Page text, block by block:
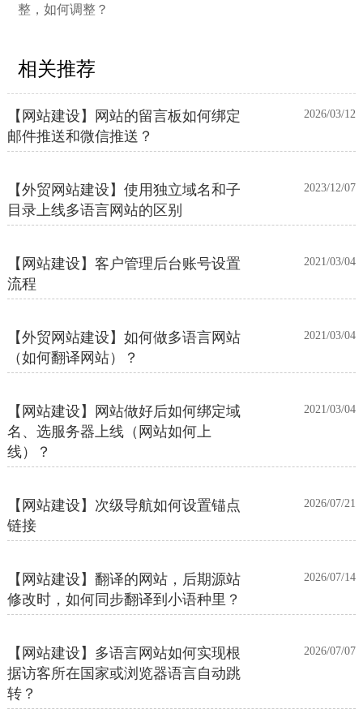
整，如何调整？
相关推荐
【网站建设】网站的留言板如何绑定
邮件推送和微信推送？
2026/03/12
【外贸网站建设】使用独立域名和子
目录上线多语言网站的区别
2023/12/07
【网站建设】客户管理后台账号设置
流程
2021/03/04
【外贸网站建设】如何做多语言网站
（如何翻译网站）？
2021/03/04
【网站建设】网站做好后如何绑定域
名、选服务器上线（网站如何上
线）？
2021/03/04
【网站建设】次级导航如何设置锚点
链接
2026/07/21
【网站建设】翻译的网站，后期源站
修改时，如何同步翻译到小语种里？
2026/07/14
【网站建设】多语言网站如何实现根
据访客所在国家或浏览器语言自动跳
转？
2026/07/07